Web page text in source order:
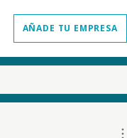
AÑADE TU EMPRESA